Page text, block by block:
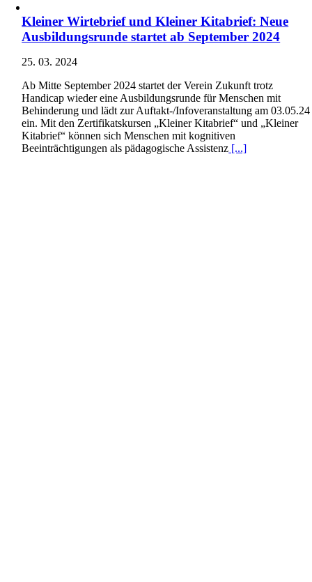
Kleiner Wirtebrief und Kleiner Kitabrief: Neue
Ausbildungsrunde startet ab September 2024
25. 03. 2024
Ab Mitte September 2024 startet der Verein Zukunft trotz
Handicap wieder eine Ausbildungsrunde für Menschen mit
Behinderung und lädt zur Auftakt-/Infoveranstaltung am 03.05.24
ein. Mit den Zertifikatskursen „Kleiner Kitabrief“ und „Kleiner
Kitabrief“ können sich Menschen mit kognitiven
Beeinträchtigungen als pädagogische Assistenz [...]